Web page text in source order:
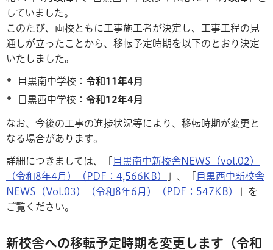
していました。
このたび、両校ともに工事施工者が決定し、工事工程の見
通しが立ったことから、移転予定時期を以下のとおり決定
いたしました。
目黒南中学校：令和11年4月
目黒西中学校：令和12年4月
なお、今後の工事の進捗状況等により、移転時期が変更と
なる場合があります。
詳細につきましては、「
目黒南中新校舎NEWS（vol.02）
（令和8年4月）（PDF：4,566KB）
」、「
目黒西中新校舎
NEWS（Vol.03）（令和8年6月）（PDF：547KB）
」を
ご覧ください。
新校舎への移転予定時期を変更します（令和